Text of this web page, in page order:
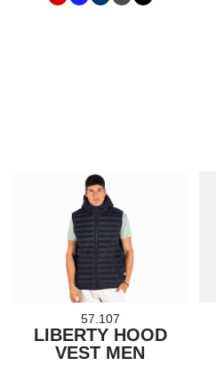
57.107
LIBERTY HOOD
VEST MEN